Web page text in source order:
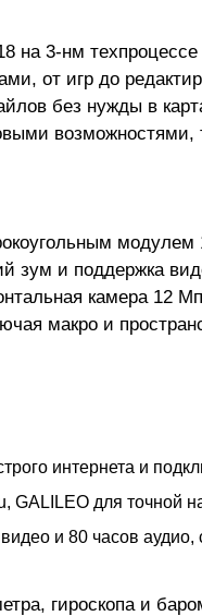
на 3-нм
от игр до
без нужды в
возможностями,
модулем
зум и поддержка
камера 12
макро и
интернета и
для точной
и 80 часов
гироскопа и